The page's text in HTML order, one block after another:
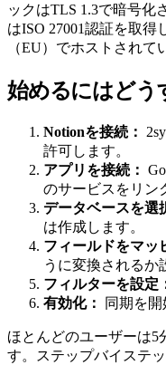
ックはTLS 1.3で暗号化
はISO 27001認証を取
（EU）でホストされて
始めるにはどう
Notionを接続：
許可します。
アプリを接続：
のサービスをリン
データベースを選
は作成します。
フィールドをマッ
うに変換されるか
フィルターを設定
有効化：
同期を開
ほとんどのユーザーは5
す。ステップバイステ